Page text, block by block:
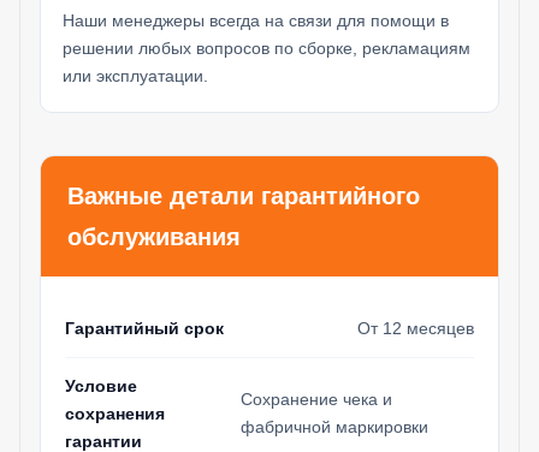
Наши менеджеры всегда на связи для помощи в
решении любых вопросов по сборке, рекламациям
или эксплуатации.
Важные детали гарантийного
обслуживания
Гарантийный срок От 12 месяцев
Условие
сохранения
гарантии
Сохранение чека и
фабричной маркировки